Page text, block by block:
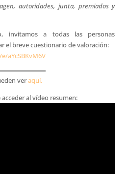
autoridades, junta, premiados y
invitamos a todas las personas
el breve cuestionario de valoración:
aYcSBKvM6V
veraquí.
al vídeo resumen: